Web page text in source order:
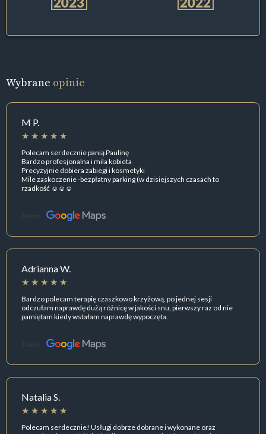
Wybrane opinie
M P.
Polecam serdecznie panią Paulinę
Bardzo profesjonalna i mila kobieta
Precyzyjnie dobiera zabiegi i kosmetyki
Mile zaskoczenie -bezpłatny parking (w dzisiejszych czasach to
rzadkość ☺️☺️☺️
Źródło:
Adrianna W.
Bardzo polecam terapię czaszkowo krzyżową, po jednej sesji
odczułam naprawdę dużą różnicę w jakości snu, pierwszy raz od nie
pamiętam kiedy wstałam naprawdę wypoczęta.
Źródło:
Natalia S.
Polecam serdecznie! Usługi dobrze dobrane i wykonane oraz